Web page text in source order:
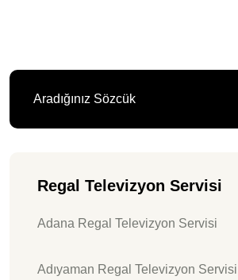
Regal Televizyon Servisi
Adana Regal Televizyon Servisi
Adıyaman Regal Televizyon Servisi